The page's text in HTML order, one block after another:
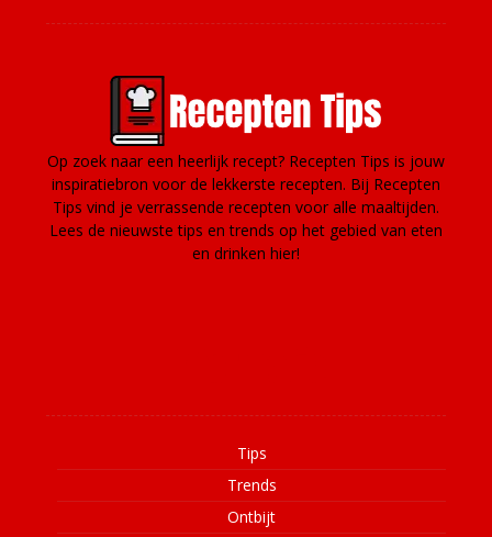
Op zoek naar een heerlijk recept? Recepten Tips is jouw
inspiratiebron voor de lekkerste recepten. Bij Recepten
Tips vind je verrassende recepten voor alle maaltijden.
Lees de nieuwste tips en trends op het gebied van eten
en drinken hier!
Tips
Trends
Ontbijt